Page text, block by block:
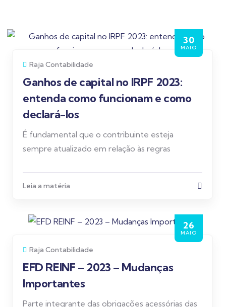
30
MAIO
Raja Contabilidade
Ganhos de capital no IRPF 2023:
entenda como funcionam e como
declará-los
É fundamental que o contribuinte esteja
sempre atualizado em relação às regras
Leia a matéria
26
MAIO
Raja Contabilidade
EFD REINF – 2023 – Mudanças
Importantes
Parte integrante das obrigações acessórias das